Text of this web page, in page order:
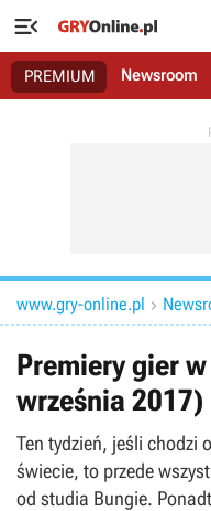

PREMIUM Newsroom
www.gry-online.pl 
Premiery gier
września 2017)
Ten tydzień, jeśli chodzi
świecie, to przede
od studia Bungie.